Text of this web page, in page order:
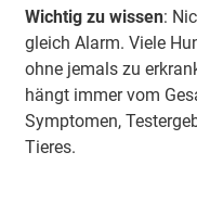
Wichtig zu wissen:
gleich Alarm. Viele
ohne jemals zu
hängt immer vom
Symptomen,
Tieres.